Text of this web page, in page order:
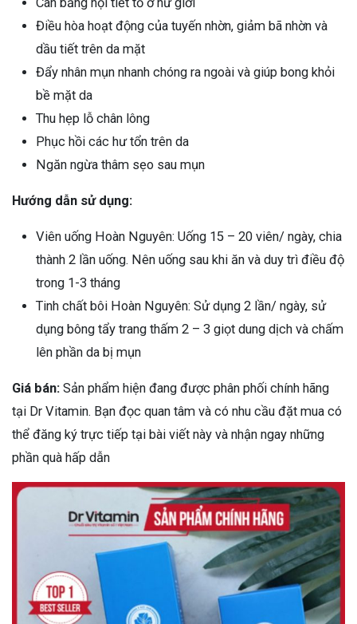
Điều hòa hoạt động của tuyến nhờn, giảm bã nhờn và
dầu tiết trên da mặt
Đẩy nhân mụn nhanh chóng ra ngoài và giúp bong khỏi
bề mặt da
Thu hẹp lỗ chân lông
Phục hồi các hư tổn trên da
Ngăn ngừa thâm sẹo sau mụn
Hướng dẫn sử dụng:
Viên uống Hoàn Nguyên: Uống 15 – 20 viên/ ngày, chia
thành 2 lần uống. Nên uống sau khi ăn và duy trì điều độ
trong 1-3 tháng
Tinh chất bôi Hoàn Nguyên: Sử dụng 2 lần/ ngày, sử
dụng bông tẩy trang thấm 2 – 3 giọt dung dịch và chấm
lên phần da bị mụn
Giá bán: Sản phẩm hiện đang được phân phối chính hãng
tại Dr Vitamin. Bạn đọc quan tâm và có nhu cầu đặt mua có
thể đăng ký trực tiếp tại bài viết này và nhận ngay những
phần quà hấp dẫn